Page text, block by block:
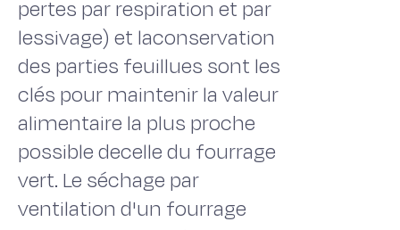
pertes par respiration et par
lessivage) et laconservation
des parties feuillues sont les
clés pour maintenir la valeur
alimentaire la plus proche
possible decelle du fourrage
vert. Le séchage par
ventilation d'un fourrage